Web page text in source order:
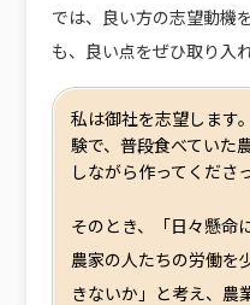
では、良い方の志望動機
も、良い点をぜひ取り入
私は御社を志望します
験で、普段食べていた
しながら作ってくださ
そのとき、「日々懸命
農家の人たちの労働を
きないか」と考え、農